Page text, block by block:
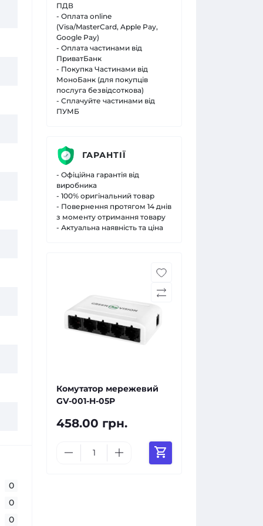
0
0
0
ПДВ
- Оплата online
(Visa/MasterCard, Apple Pay,
Google Pay)
- Оплата частинами від
ПриватБанк
- Покупка Частинами від
МоноБанк (для покупців
послуга безвідсоткова)
- Сплачуйте частинами від
ПУМБ
ГАРАНТІЇ
- Офіційна гарантія від
виробника
- 100% оригінальний товар
- Повернення протягом 14 днів
з моменту отримання товару
- Актуальна наявність та ціна
Комутатор мережевий
GV-001-H-05P
458.00 грн.